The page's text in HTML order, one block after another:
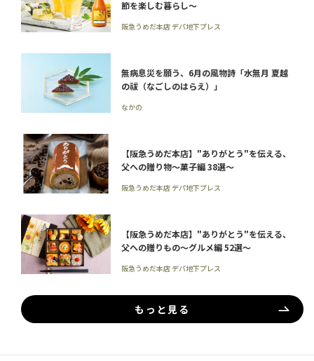
節を楽しむ暮らし～
阪急うめだ本店 デパ地下プレス
無病息災を願う、6月の風物詩「水無月 夏越
の祓（なごしのはらえ）」
なかの
【阪急うめだ本店】"ありがとう"を伝える、
父への贈り物～菓子編 38選～
阪急うめだ本店 デパ地下プレス
【阪急うめだ本店】"ありがとう"を伝える、
父への贈りもの～グルメ編 52選～
阪急うめだ本店 デパ地下プレス
もっと見る